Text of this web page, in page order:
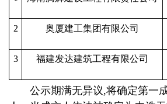
2 奥厦建工集团有限公司
3 福建发达建筑工程有限公司
公示期满无异议,将确定第一